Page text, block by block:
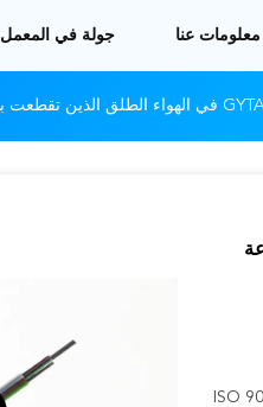
معلومات عنا جولة في المعمل
ISO